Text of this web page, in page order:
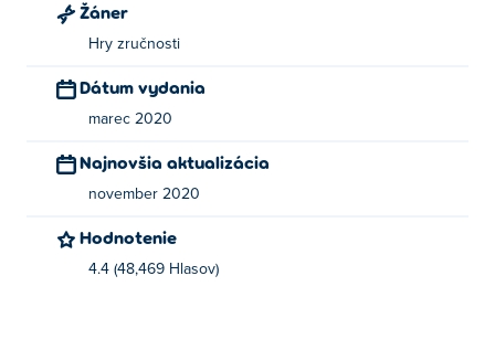
Žáner
Hry zručnosti
Dátum vydania
marec 2020
Najnovšia aktualizácia
november 2020
Hodnotenie
4.4 (48,469 Hlasov)